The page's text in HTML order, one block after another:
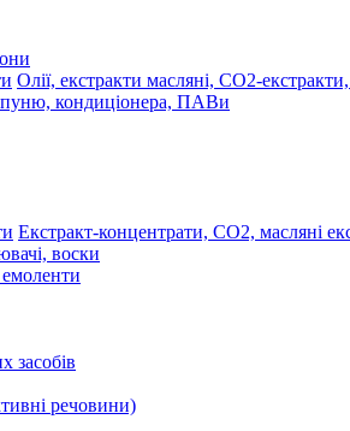
Олії, екстракти масляні, СО2-
кондиціонера, ПАВи
Екстракт-концентрати, СО2, масляні
воски
емоленти
засобів
речовини)